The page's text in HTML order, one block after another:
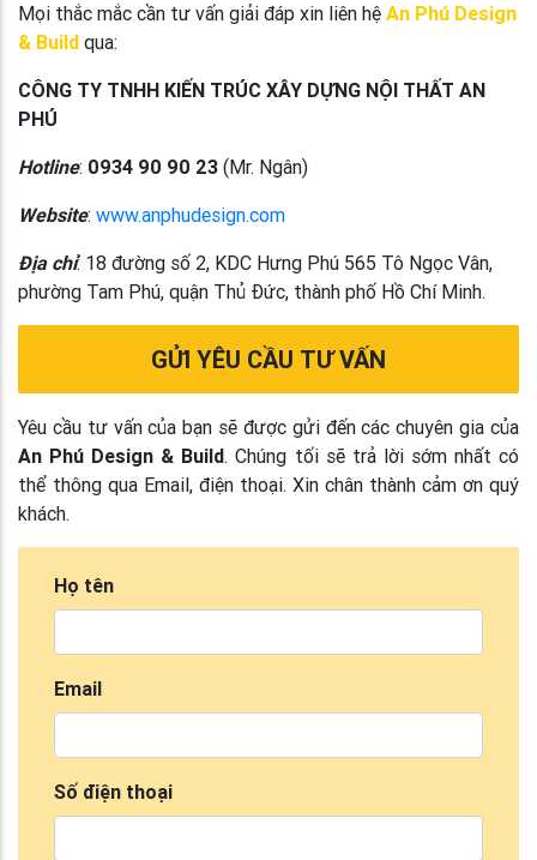
Mọi thắc mắc cần tư vấn giải đáp xin liên hệ An Phú Design
& Build qua:
CÔNG TY TNHH KIẾN TRÚC XÂY DỰNG NỘI THẤT AN
PHÚ
Hotline: 0934 90 90 23 (Mr. Ngân)
Website: www.anphudesign.com
Địa chỉ: 18 đường số 2, KDC Hưng Phú 565 Tô Ngọc Vân,
phường Tam Phú, quận Thủ Đức, thành phố Hồ Chí Minh.
GỬI YÊU CẦU TƯ VẤN
Yêu cầu tư vấn của bạn sẽ được gửi đến các chuyên gia của
An Phú Design & Build. Chúng tối sẽ trả lời sớm nhất có
thể thông qua Email, điện thoại. Xin chân thành cảm ơn quý
khách.
Họ tên
Email
Số điện thoại